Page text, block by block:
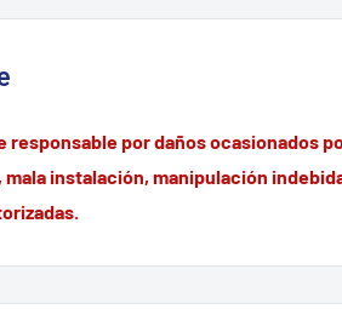
responsable por daños ocasionados
instalación, manipulación